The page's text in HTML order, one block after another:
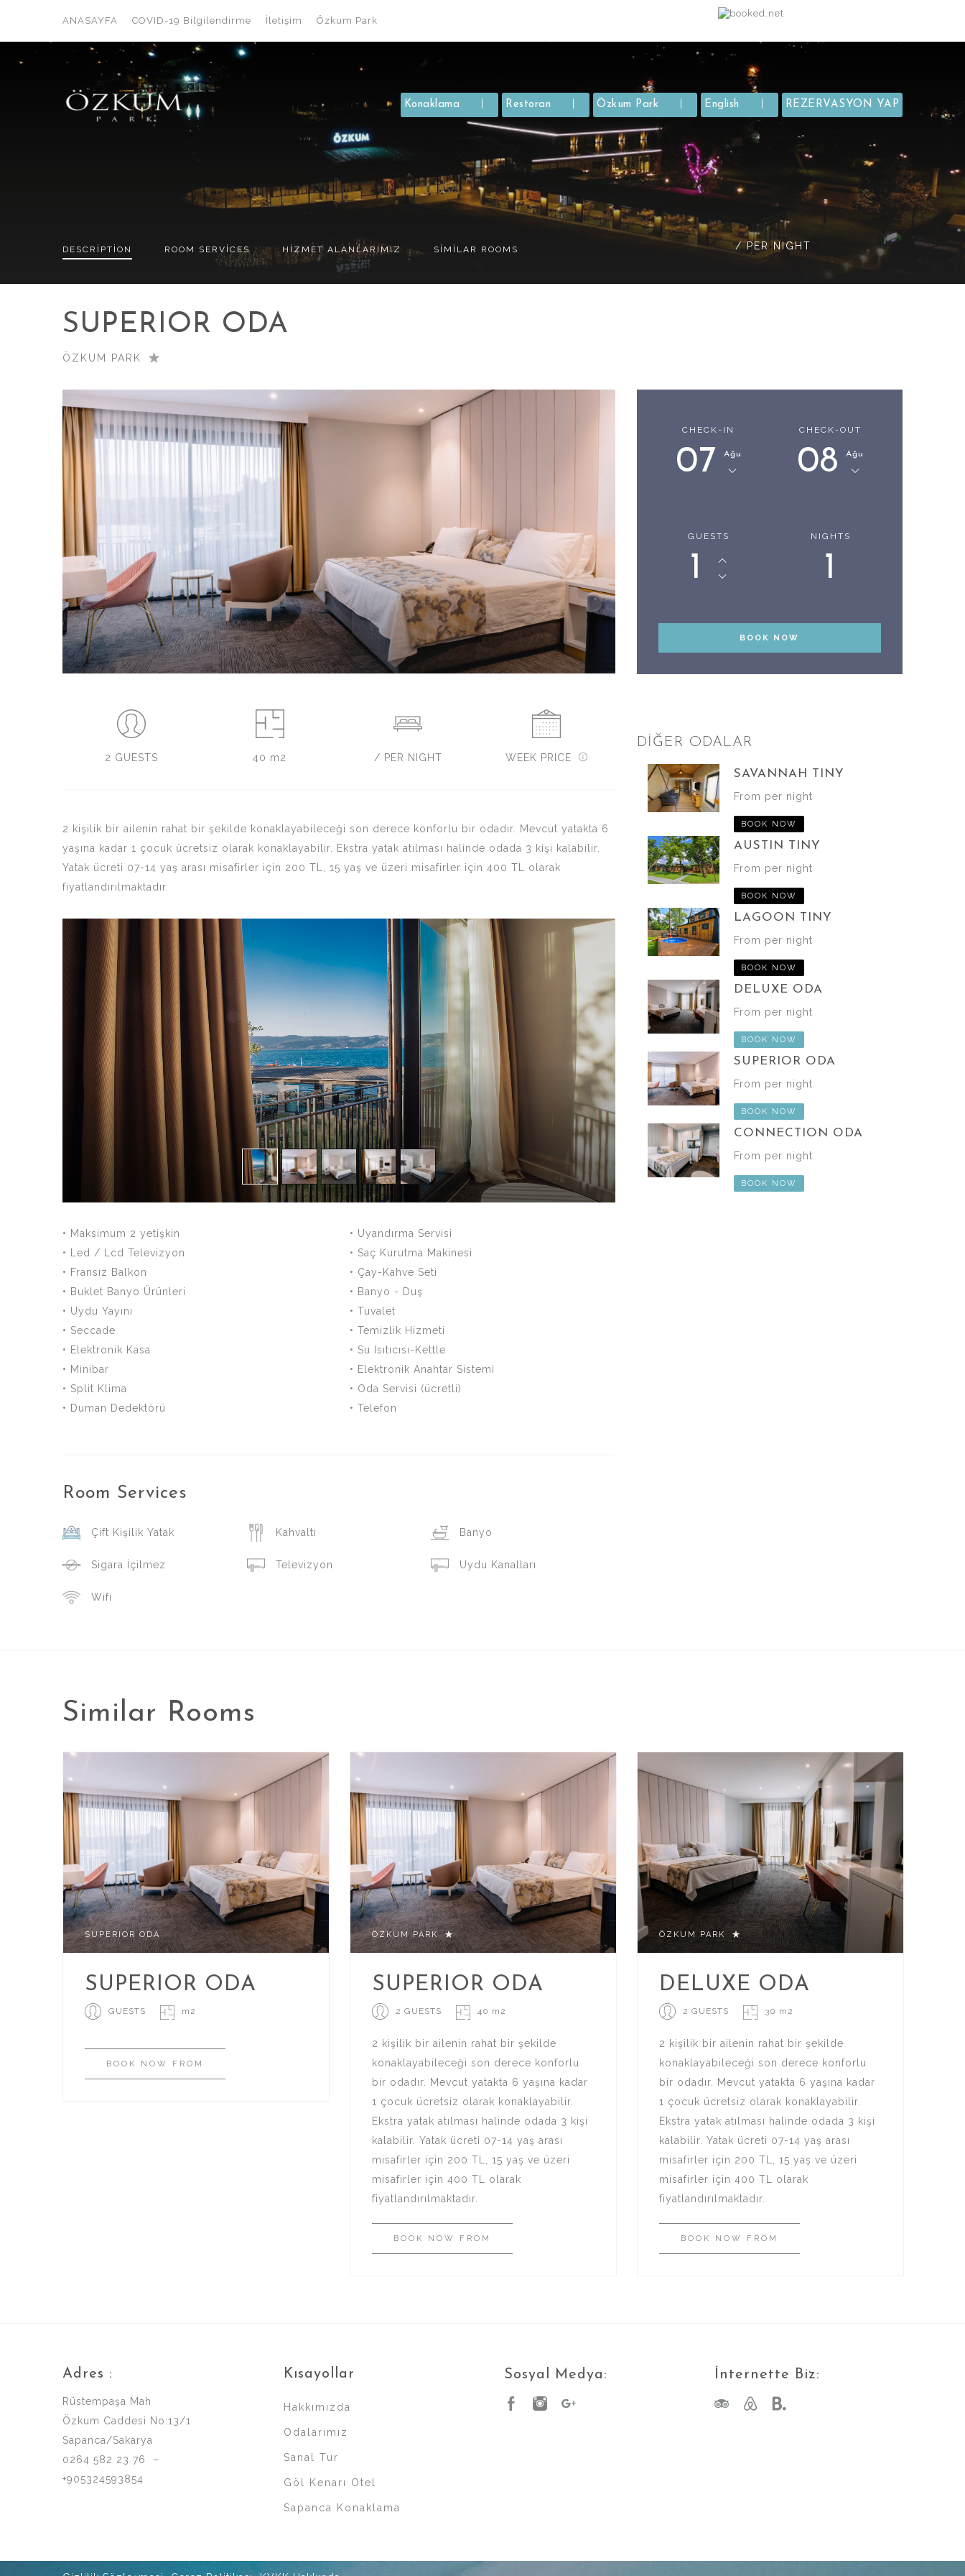
ANASAYFA COVID-19 Bilgilendirme İletişim Özkum Park
Konaklama Restoran Özkum Park English REZERVASYON YAP
DESCRIPTION ROOM SERVICES HİZMET ALANLARIMIZ SIMILAR ROOMS / PER NIGHT
SUPERIOR ODA
ÖZKUM PARK
2 GUESTS 40 m2 / PER NIGHT WEEK PRICE
2 kişilik bir ailenin rahat bir şekilde konaklayabileceği son derece konforlu bir odadır. Mevcut yatakta 6
yaşına kadar 1 çocuk ücretsiz olarak konaklayabilir. Ekstra yatak atılması halinde odada 3 kişi kalabilir.
Yatak ücreti 07-14 yaş arası misafirler için 200 TL, 15 yaş ve üzeri misafirler için 400 TL olarak
fiyatlandırılmaktadır.
• Maksimum 2 yetişkin
• Led / Lcd Televizyon
• Fransız Balkon
• Buklet Banyo Ürünleri
• Uydu Yayını
• Seccade
• Elektronik Kasa
• Minibar
• Split Klima
• Duman Dedektörü
• Uyandırma Servisi
• Saç Kurutma Makinesi
• Çay-Kahve Seti
• Banyo - Duş
• Tuvalet
• Temizlik Hizmeti
• Su Isıtıcısı-Kettle
• Elektronik Anahtar Sistemi
• Oda Servisi (ücretli)
• Telefon
Room Services
Çift Kişilik Yatak Kahvaltı Banyo
Sigara İçilmez Televizyon Uydu Kanalları
Wifi
CHECK-IN
07 Ağu
CHECK-OUT
08 Ağu
GUESTS
1
NIGHTS
1
BOOK NOW
DİĞER ODALAR
SAVANNAH TINY
From per night
BOOK NOW
AUSTIN TINY
From per night
BOOK NOW
LAGOON TINY
From per night
BOOK NOW
DELUXE ODA
From per night
BOOK NOW
SUPERIOR ODA
From per night
BOOK NOW
CONNECTION ODA
From per night
BOOK NOW
Similar Rooms
SUPERIOR ODA
SUPERIOR ODA
GUESTS m2
BOOK NOW FROM
ÖZKUM PARK
SUPERIOR ODA
2 GUESTS 40 m2
2 kişilik bir ailenin rahat bir şekilde
konaklayabileceği son derece konforlu
bir odadır. Mevcut yatakta 6 yaşına kadar
1 çocuk ücretsiz olarak konaklayabilir.
Ekstra yatak atılması halinde odada 3 kişi
kalabilir. Yatak ücreti 07-14 yaş arası
misafirler için 200 TL, 15 yaş ve üzeri
misafirler için 400 TL olarak
fiyatlandırılmaktadır.
BOOK NOW FROM
ÖZKUM PARK
DELUXE ODA
2 GUESTS 30 m2
2 kişilik bir ailenin rahat bir şekilde
konaklayabileceği son derece konforlu
bir odadır. Mevcut yatakta 6 yaşına kadar
1 çocuk ücretsiz olarak konaklayabilir.
Ekstra yatak atılması halinde odada 3 kişi
kalabilir. Yatak ücreti 07-14 yaş arası
misafirler için 200 TL, 15 yaş ve üzeri
misafirler için 400 TL olarak
fiyatlandırılmaktadır.
BOOK NOW FROM
Adres :
Rüstempaşa Mah
Özkum Caddesi No:13/1
Sapanca/Sakarya
0264 582 23 76 –
+905324593854
Kısayollar
Hakkımızda
Odalarımız
Sanal Tur
Göl Kenarı Otel
Sapanca Konaklama
Sosyal Medya: İnternette Biz: